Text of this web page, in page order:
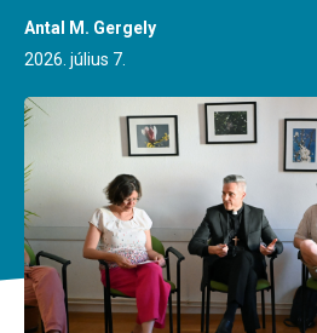
Antal M. Gergely
2026. július 7.